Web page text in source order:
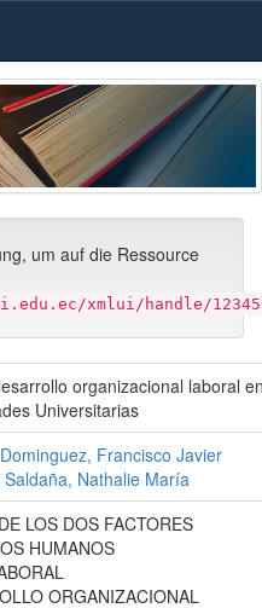
um auf die Ressource
xmlui/handle/
organizacional laboral
Universitarias
Francisco Javier
Nathalie María
LOS DOS FACTORES
HUMANOS
ORGANIZACIONAL